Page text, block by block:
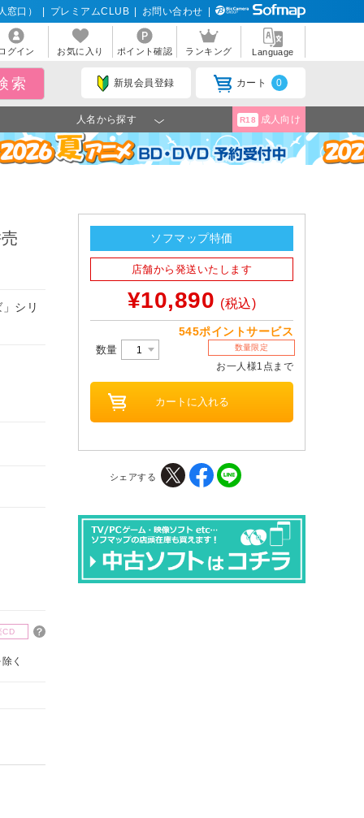
窓口） プレミアムCLUB お問い合わせ
グイン お気に入り ポイント確認 ランキング Language
新規会員登録 カート 0
人名から探す R18 成人向け
シリ
CD
く
ソフマップ特価
店舗から発送いたします
¥10,890 (税込)
545ポイントサービス
数量 数量限定
お一人様1点まで
シェアする